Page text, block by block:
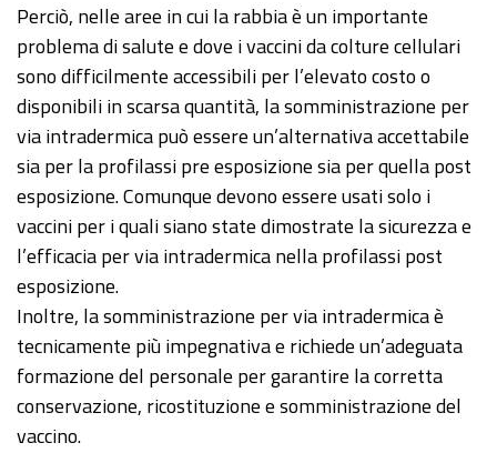
Perciò, nelle aree in cui la rabbia è un importante
problema di salute e dove i vaccini da colture cellulari
sono difficilmente accessibili per l’elevato costo o
disponibili in scarsa quantità, la somministrazione per
via intradermica può essere un’alternativa accettabile
sia per la profilassi pre esposizione sia per quella post
esposizione. Comunque devono essere usati solo i
vaccini per i quali siano state dimostrate la sicurezza e
l’efficacia per via intradermica nella profilassi post
esposizione.
Inoltre, la somministrazione per via intradermica è
tecnicamente più impegnativa e richiede un’adeguata
formazione del personale per garantire la corretta
conservazione, ricostituzione e somministrazione del
vaccino.